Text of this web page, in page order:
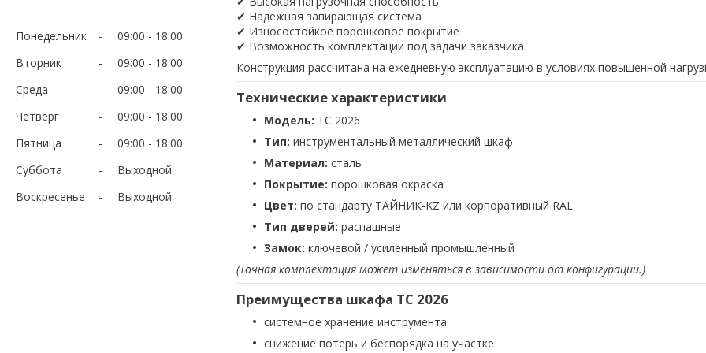
Понедельник 09:00
18:00
Вторник
09:00
18:00
Среда
09:00
18:00
Четверг
09:00
18:00
Пятница
09:00
18:00
Суббота
Выходной
Воскресенье
Выходной
✔ Надёжная запирающая система
✔ Износостойкое порошковое покрытие
✔ Возможность комплектации под задачи заказчика
Конструкция рассчитана на ежедневную эксплуатацию в условиях повышенной
Технические характеристики
Модель: TC 2026
Тип: инструментальный металлический шкаф
Материал: сталь
Покрытие: порошковая окраска
Цвет: по стандарту ТАЙНИК-KZ или корпоративный RAL
Тип дверей: распашные
Замок: ключевой / усиленный промышленный
(Точная комплектация может изменяться в зависимости от конфигурации.)
Преимущества шкафа TC 2026
системное хранение инструмента
снижение потерь и беспорядка на участке